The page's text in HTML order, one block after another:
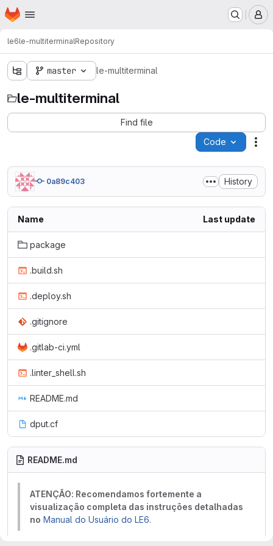
Skip to main content
Homepage
le6le-multiterminalRepository
master le-multiterminal
le-multiterminal
Find file
Code
0a89c403 History
Name Last update
package
.build.sh
.deploy.sh
.gitignore
.gitlab-ci.yml
.linter_shell.sh
README.md
dput.cf
README.md
ATENÇÃO: Recomendamos fortemente a
visualização completa das instruções detalhadas
no Manual do Usuário do LE6.